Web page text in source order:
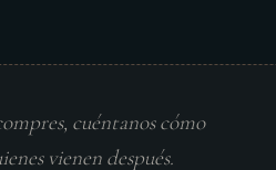
cuéntanos cómo
vienen después.